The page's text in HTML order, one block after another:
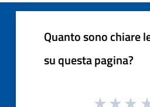
Quanto sono chiare
su questa pagina?